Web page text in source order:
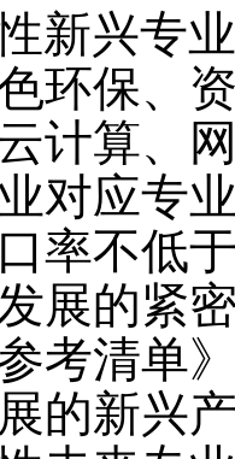
性新兴专
环保、
计算、
对应专
率不低
展的紧
考清单
的新兴